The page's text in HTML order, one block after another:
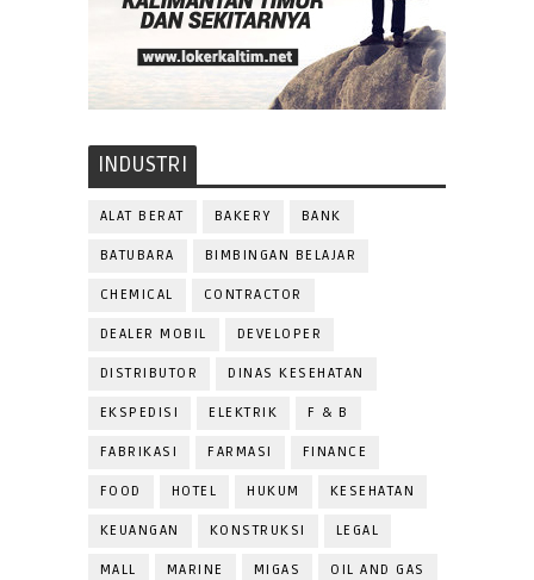
INDUSTRI
ALAT BERAT BAKERY BANK
BATUBARA BIMBINGAN BELAJAR
CHEMICAL CONTRACTOR
DEALER MOBIL DEVELOPER
DISTRIBUTOR DINAS KESEHATAN
EKSPEDISI ELEKTRIK F & B
FABRIKASI FARMASI FINANCE
FOOD HOTEL HUKUM KESEHATAN
KEUANGAN KONSTRUKSI LEGAL
MALL MARINE MIGAS OIL AND GAS